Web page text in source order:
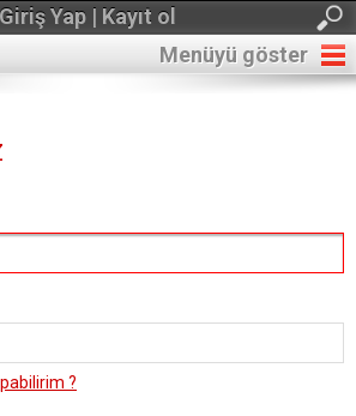
Giriş Yap | Kayıt ol
Menüyü göster
?